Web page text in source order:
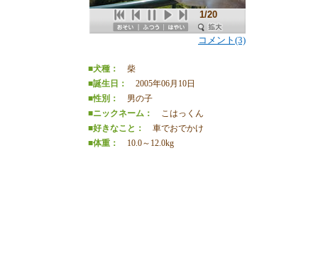
1/20
コメント(3)
■犬種： 柴
■誕生日： 2005年06月10日
■性別： 男の子
■ニックネーム： こはっくん
■好きなこと： 車でおでかけ
■体重： 10.0～12.0kg